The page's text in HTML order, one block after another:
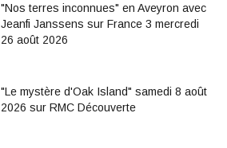
"Nos terres inconnues" en Aveyron avec
Jeanfi Janssens sur France 3 mercredi
26 août 2026
"Le mystère d'Oak Island" samedi 8 août
2026 sur RMC Découverte